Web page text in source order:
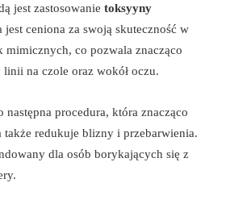
jest zastosowanie toksyyny
jest ceniona za swoją skuteczność w
mimicznych, co pozwala znacząco
na czole oraz wokół oczu.
następna procedura, która znacząco
także redukuje blizny i przebarwienia.
dla osób borykających się z